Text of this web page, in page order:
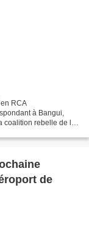
RCA
à Bangui,
rebelle de la
de